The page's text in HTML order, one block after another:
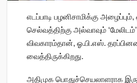
எடப்பாடி பழனிசாமிக்கு
செல்வத்திற்கு அல்வாவும்
விவகாரம்தான், ஓ.பி.எஸ்.
வைத்திருக்கிறது.
அதிமுக பொதுச்செயலாளராக